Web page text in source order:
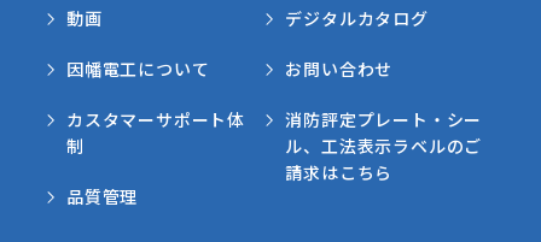
動画
因幡電工について
カスタマーサポート体
制
品質管理
デジタルカタログ
お問い合わせ
消防評定プレート・シー
ル、工法表示ラベルのご
請求はこちら